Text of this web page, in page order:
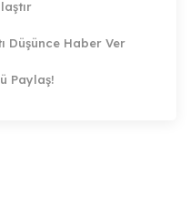
Düşünce Haber Ver
Paylaş!